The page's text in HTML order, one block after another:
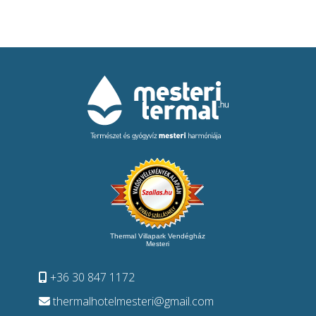
Thermal Villapark Vendégház
Mesteri
+36 30 847 1172
thermalhotelmesteri@gmail.com